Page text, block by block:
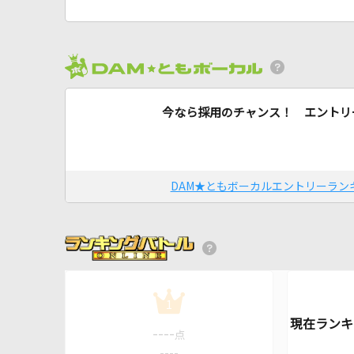
今なら採用のチャンス！ エントリ
DAM★ともボーカルエントリーラン
1
---- 点